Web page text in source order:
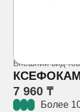
Внешний вид
7 960 ₸
Более